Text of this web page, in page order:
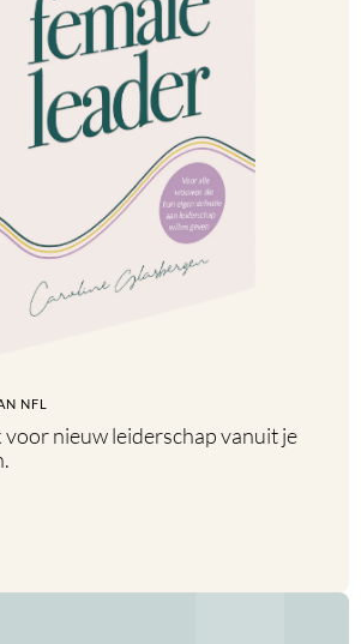
NFL
nieuw leiderschap vanuit je